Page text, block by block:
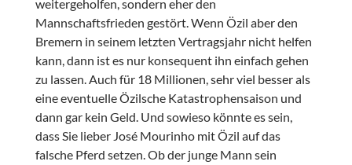
weitergeholfen, sondern eher den
Mannschaftsfrieden gestört. Wenn Özil aber den
Bremern in seinem letzten Vertragsjahr nicht helfen
kann, dann ist es nur konsequent ihn einfach gehen
zu lassen. Auch für 18 Millionen, sehr viel besser als
eine eventuelle Özilsche Katastrophensaison und
dann gar kein Geld. Und sowieso könnte es sein,
dass Sie lieber José Mourinho mit Özil auf das
falsche Pferd setzen. Ob der junge Mann sein